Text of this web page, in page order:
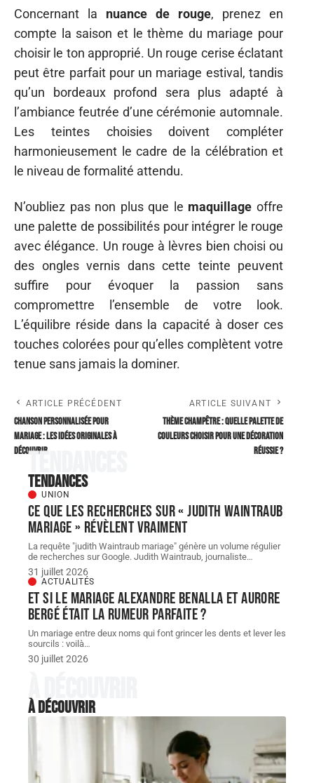
Concernant la nuance de rouge, prenez en
compte la saison et le thème du mariage pour
choisir le ton approprié. Un rouge cerise éclatant
peut être parfait pour un mariage estival, tandis
qu’un bordeaux profond sera plus adapté à
l’ambiance feutrée d’une cérémonie automnale.
Les teintes choisies doivent compléter
harmonieusement le cadre de la célébration et
le niveau de formalité attendu.
N’oubliez pas non plus que le maquillage offre
une palette de possibilités pour intégrer le rouge
avec élégance. Un rouge à lèvres bien choisi ou
des ongles vernis dans cette teinte peuvent
suffire pour évoquer la passion sans
compromettre l’ensemble de votre look.
L’équilibre réside dans la capacité à doser ces
touches colorées pour qu’elles complètent votre
tenue sans jamais la dominer.
ARTICLE PRÉCÉDENT
Chanson personnalisée pour
mariage : les idées originales à
découvrir
ARTICLE SUIVANT
Thème champêtre : quelle palette de
couleurs choisir pour une décoration
réussie ?
Tendances
Tendances
UNION
Ce que les recherches sur « judith Waintraub
mariage » révèlent vraiment
La requête "judith Waintraub mariage" génère un volume régulier
de recherches sur Google. Judith Waintraub, journaliste…
31 juillet 2026
ACTUALITÉS
Et si le Mariage Alexandre Benalla et Aurore
Bergé était la rumeur parfaite ?
Un mariage entre deux noms qui font grincer les dents et lever les
sourcils : voilà…
30 juillet 2026
À découvrir
À découvrir